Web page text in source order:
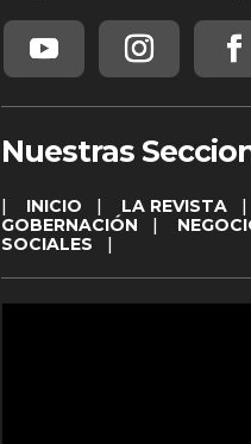
Nuestras
INICIO LA REVISTA
GOBERNACIÓN
SOCIALES